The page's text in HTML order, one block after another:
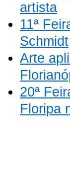
artista
11ª
Schmidt
Arte
20ª
Floripa